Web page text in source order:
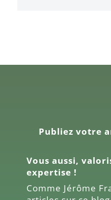
Publiez votre
Vous aussi,
expertise !
Comme Jérôme